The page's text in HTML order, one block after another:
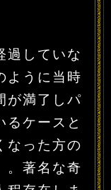
過していな
ように当時
が満了しパ
るケースと
なった方の
。著名な奇